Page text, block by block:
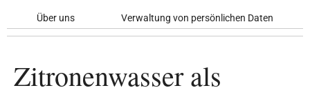
Über uns Verwaltung von persönlichen Daten
Zitronenwasser als